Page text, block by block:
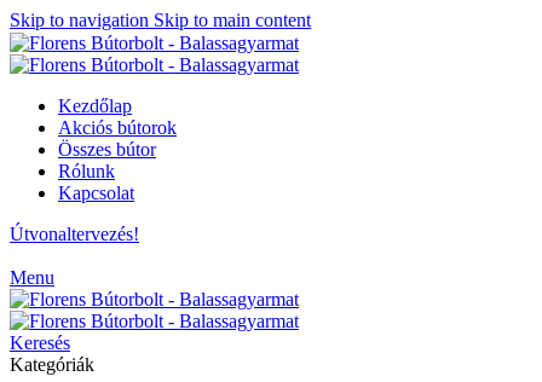
Skip to navigation Skip to main content
Kezdőlap
Akciós bútorok
Összes bútor
Rólunk
Kapcsolat
Útvonaltervezés!
Menu
Keresés
Kategóriák